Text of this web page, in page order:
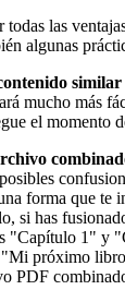
todas las
algunas
mucho más
el momento
forma que te
si has
"Capítulo 1" y
próximo
PDF